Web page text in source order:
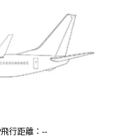
飛行距離：--